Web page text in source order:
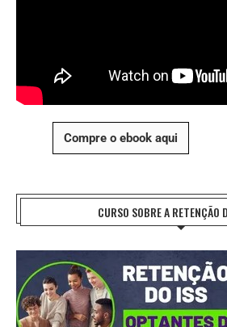
Compre o ebook aqui
CURSO SOBRE A RETENÇÃO